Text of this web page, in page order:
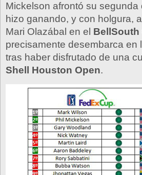
Mickelson afrontó su
hizo ganando, y con holgura,
Mari Olazábal en el BellSouth
precisamente desembarca en
tras haber disfrutado de una
Shell Houston Open.